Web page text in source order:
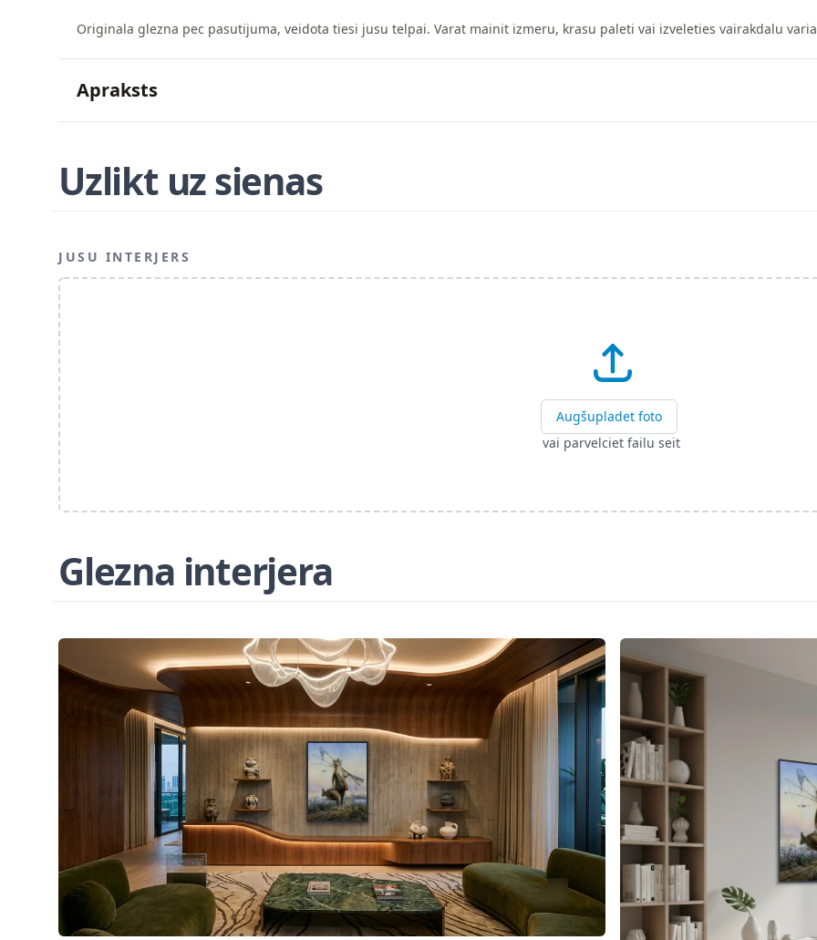
Originala glezna pec pasutijuma, veidota tiesi jusu telpai. Varat mainit izmeru, krasu paleti vai izveleties vairakdalu
Apraksts
Uzlikt uz sienas
JUSU INTERJERS
Augšupladet foto
vai parvelciet failu seit
Glezna interjera